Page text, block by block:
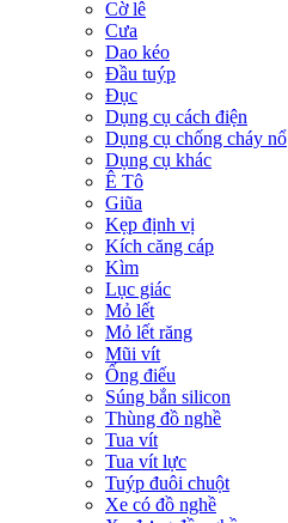
Cờ lê
Cưa
Dao kéo
Đầu tuýp
Đục
Dụng cụ cách điện
Dụng cụ chống cháy nổ
Dụng cụ khác
Ê Tô
Giũa
Kẹp định vị
Kích căng cáp
Kìm
Lục giác
Mỏ lết
Mỏ lết răng
Mũi vít
Ống điếu
Súng bắn silicon
Thùng đồ nghề
Tua vít
Tua vít lực
Tuýp đuôi chuột
Xe có đồ nghề